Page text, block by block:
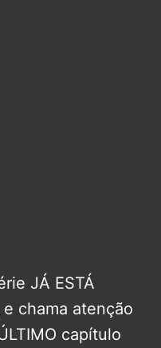
JÁ ESTÁ
chama atenção
capítulo